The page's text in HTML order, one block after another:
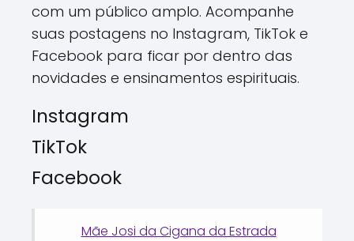
com um público amplo. Acompanhe
suas postagens no Instagram, TikTok e
Facebook para ficar por dentro das
novidades e ensinamentos espirituais.
Instagram
TikTok
Facebook
Mãe Josi da Cigana da Estrada